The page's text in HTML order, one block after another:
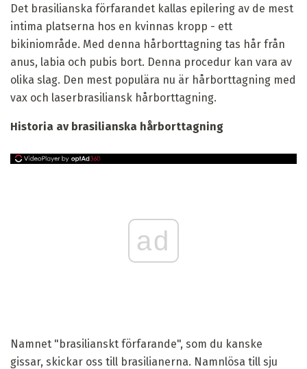
Det brasilianska förfarandet kallas epilering av de mest
intima platserna hos en kvinnas kropp - ett
bikiniområde. Med denna hårborttagning tas hår från
anus, labia och pubis bort. Denna procedur kan vara av
olika slag. Den mest populära nu är hårborttagning med
vax och laserbrasiliansk hårborttagning.
Historia av brasilianska hårborttagning
ad
Namnet "brasilianskt förfarande", som du kanske
gissar, skickar oss till brasilianerna. Namnlösa till sju